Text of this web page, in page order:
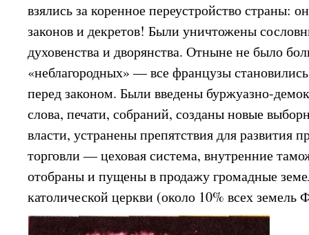
взялись за коренное переустройство страны:
законов и декретов! Были уничтожены
духовенства и дворянства. Отныне не было
«неблагородных» — все французы
перед законом. Были введены буржуазно-
слова, печати, собраний, созданы новые
власти, устранены препятствия для развития
торговли — цеховая система, внутренние
отобраны и пущены в продажу громадные
католической церкви (около 10% всех земель